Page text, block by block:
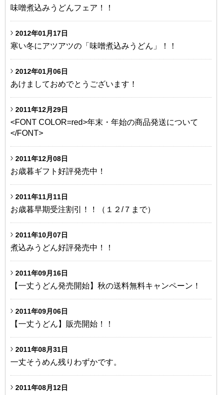
味噌煮込みうどんフェア！！
2012年01月17日
寒い冬にアツアツの「味噌煮込みうどん」！！
2012年01月06日
あけましておめでとうございます！
2011年12月29日
<FONT COLOR=red>年末・年始の商品発送について
</FONT>
2011年12月08日
お歳暮ギフト好評発売中！
2011年11月11日
お歳暮早期受注割引！！（１２/７まで）
2011年10月07日
煮込みうどん好評発売中！！
2011年09月16日
【一丈うどん発売開始】秋の送料無料キャンペーン！
2011年09月06日
【一丈うどん】販売開始！！
2011年08月31日
一丈そうめん残りわずかです。
2011年08月12日